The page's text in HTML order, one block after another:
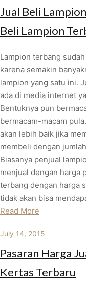
Jual Beli
Beli Lampion
Lampion terbang
karena semakin
lampion yang satu ini.
ada di media internet
Bentuknya pun
bermacam-macam
akan lebih baik jika
membeli dengan
Biasanya penjual
menjual dengan harga
terbang dengan harga
tidak akan bisa
Read More
July 14, 2015
Pasaran Harga
Kertas Terbaru